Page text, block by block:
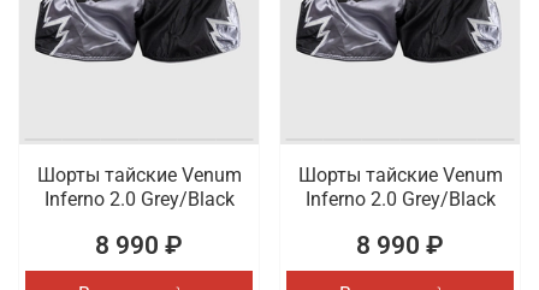
Шорты тайские Venum
Inferno 2.0 Grey/Black
8 990 ₽
Шорты тайские Venum
Inferno 2.0 Grey/Black
8 990 ₽